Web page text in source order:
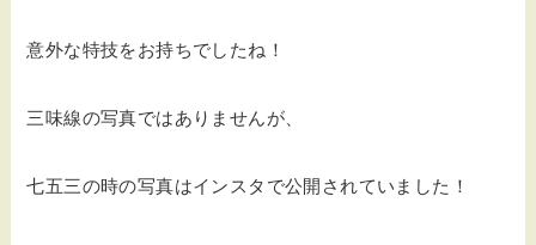
意外な特技をお持ちでしたね！
三味線の写真ではありませんが、
七五三の時の写真はインスタで公開されていました！